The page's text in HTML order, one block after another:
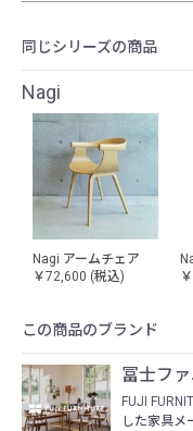
同じシリーズの商品
Nagi
Nagi アームチェア
￥72,600 (税込)
この商品のブランド
冨士フ
FUJI
した家具メ